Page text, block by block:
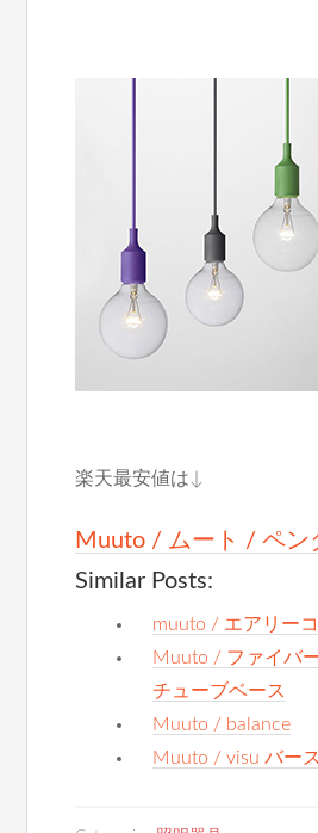
楽天最安値は↓
Muuto / ムート / ペン
Similar Posts:
muuto / エアリー
Muuto / ファイバ
チューブベース
Muuto / balance
Muuto / visu バー